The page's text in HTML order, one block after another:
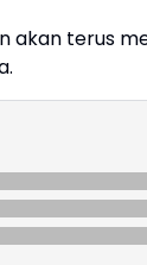
akan terus